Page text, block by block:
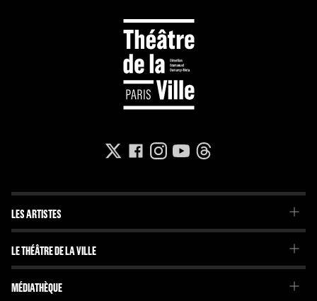
LES ARTISTES
La Troupe du Théâtre de la Ville
La Troupe de l'Imaginaire
LE THÉÂTRE DE LA VILLE
Le Projet
Projets internationaux
MÉDIATHÈQUE